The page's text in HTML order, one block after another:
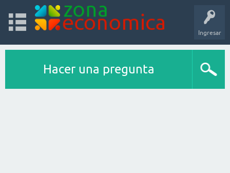
Ingresar
Hacer una pregunta